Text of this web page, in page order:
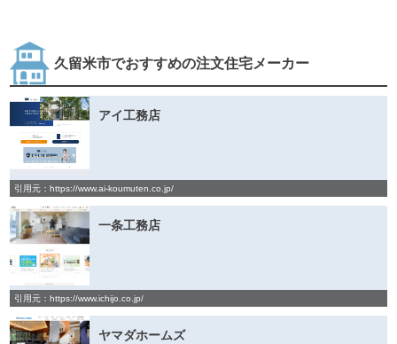
久留米市でおすすめの注文住宅メーカー
アイ工務店
引用元：https://www.ai-koumuten.co.jp/
一条工務店
引用元：https://www.ichijo.co.jp/
ヤマダホームズ